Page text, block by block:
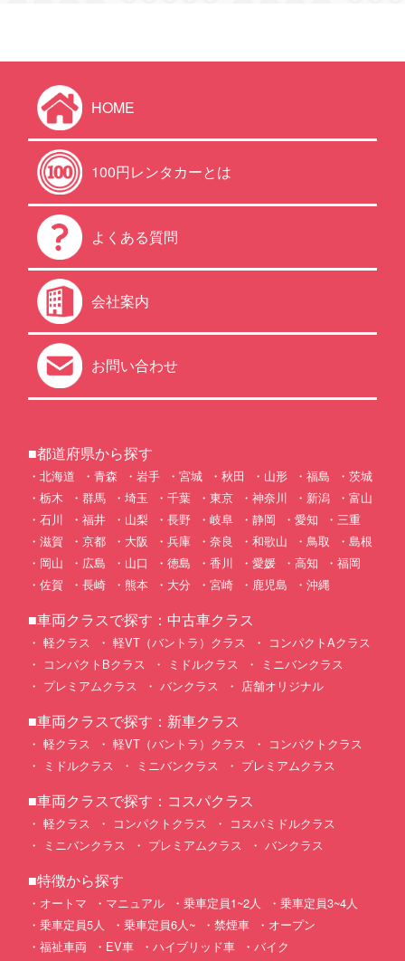
HOME
100円レンタカーとは
よくある質問
会社案内
お問い合わせ
■都道府県から探す
北海道 青森 岩手 宮城 秋田 山形 福島
茨城
栃木
群馬 埼玉 千葉 東京 神奈川 新潟
富山
石川
福井 山梨 長野 岐阜 静岡 愛知
三重
滋賀
京都 大阪 兵庫 奈良 和歌山 鳥取
島根
岡山
広島 山口 徳島 香川 愛媛 高知
福岡
佐賀
長崎 熊本 大分 宮崎 鹿児島 沖縄
■車両クラスで探す：中古車クラス
軽クラス 軽VT（バントラ）クラス
コンパクトAクラス
コンパクトBクラス
ミドルクラス
ミニバンクラス
プレミアムクラス
バンクラス 店舗オリジナル
■車両クラスで探す：新車クラス
軽クラス 軽VT（バントラ）クラス
コンパクトクラス
ミドルクラス
ミニバンクラス プレミアムクラス
■車両クラスで探す：コスパクラス
軽クラス コンパクトクラス
コスパミドルクラス
ミニバンクラス
プレミアムクラス バンクラス
■特徴から探す
オートマ マニュアル 乗車定員1~2人
乗車定員3~4人
乗車定員5人
乗車定員6人~ 禁煙車
オープン
福祉車両
EV車 ハイブリッド車
バイク